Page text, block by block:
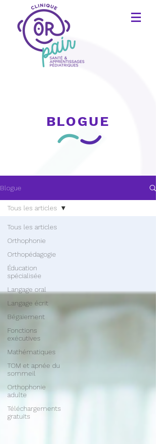
BLOGUE
Blogue
Tous les articles
Orthophonie
Orthopédagogie
Éducation
spécialisée
Langage oral
Langage écrit
Bégaiement
Fonctions
exécutives
Mathématiques
TOM et apnée du
sommeil
Orthophonie
adulte
Téléchargements
gratuits
Tous les articles